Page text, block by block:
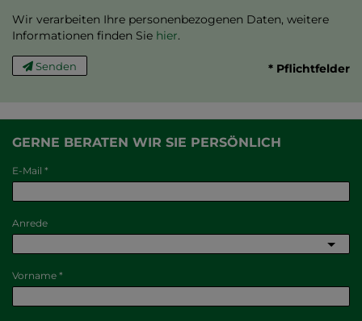
Wir verarbeiten Ihre personenbezogenen Daten, weitere
Informationen finden Sie hier.
Senden * Pflichtfelder
GERNE BERATEN WIR SIE PERSÖNLICH
E-Mail
Anrede
Vorname